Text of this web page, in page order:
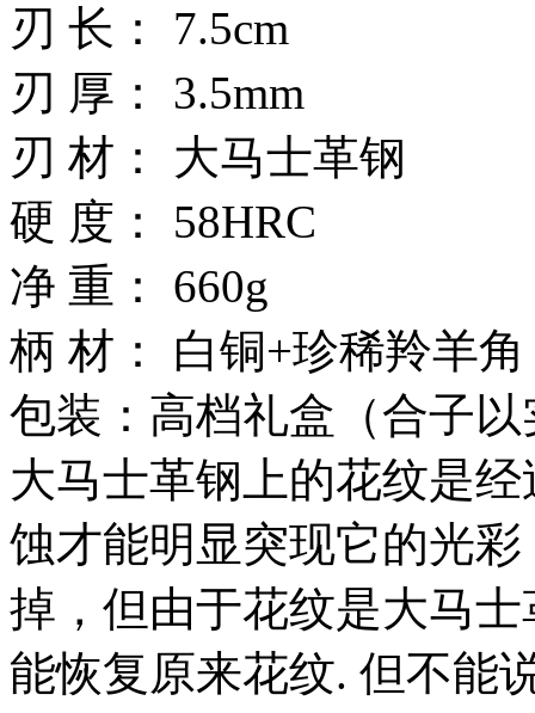
刃 长： 7.5cm
刃 厚： 3.5mm
刃 材： 大马士革钢
硬 度： 58HRC
净 重： 660g
柄 材： 白铜+珍稀羚羊角
包装：高档礼盒（合子
大马士革钢上的花纹是
蚀才能明显突现它的光
掉，但由于花纹是大马
能恢复原来花纹. 但不能